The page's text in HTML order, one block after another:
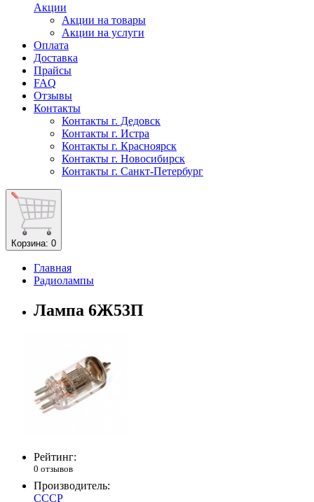
Акции
Акции на товары
Акции на услуги
Оплата
Доставка
Прайсы
FAQ
Отзывы
Контакты
Контакты г. Дедовск
Контакты г. Истра
Контакты г. Красноярск
Контакты г. Новосибирск
Контакты г. Санкт-Петербург
Корзина: 0
Главная
Радиолампы
Лампа 6Ж53П
Рейтинг:
0 отзывов
Производитель:
СССР